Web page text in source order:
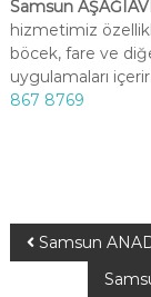
Samsun
hizmetimiz
böcek, fare ve
uygulamaları
867 8769
Samsun